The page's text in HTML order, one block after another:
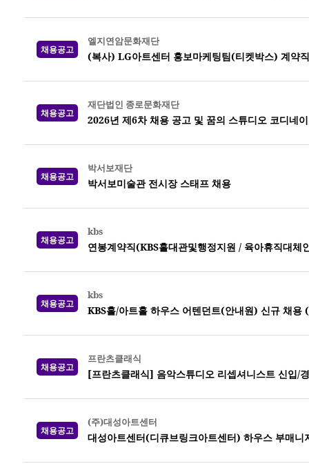
채용공고
엘지연암문화재단
(복사) LG아트센터 홍보마케팅팀(티켓박스) 계약
채용공고
재단법인 종로문화재단
2026년 제6차 채용 공고 및 꿈의 스튜디오 코디네
채용공고
박서보재단
박서보미술관 전시장 스태프 채용
채용공고
kbs
연봉계약직(KBS홀대관및행정지원 / 육아휴직대
채용공고
kbs
KBS홀/아트홀 하우스 어텐던트(안내원) 신규 채용
채용공고
프란츠클래식
[프란츠클래식] 음악스튜디오 리셉셔니스트 신입/
채용공고
(주)대성아트센터
대성아트센터(디큐브링크아트센터) 하우스 부매니